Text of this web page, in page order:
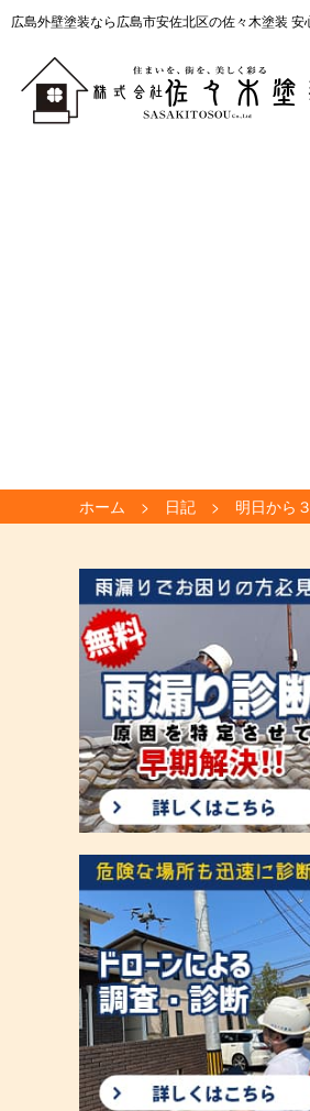
広島外壁塗装なら広島市安佐北区の佐々木塗装 安
ホーム 日記 明日から